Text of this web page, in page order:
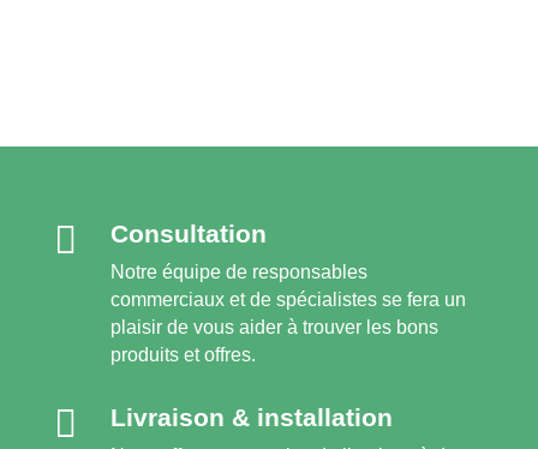
 Сonsultation
Notre équipe de responsables
commerciaux et de spécialistes se fera un
plaisir de vous aider à trouver les bons
produits et offres.
 Livraison & installation